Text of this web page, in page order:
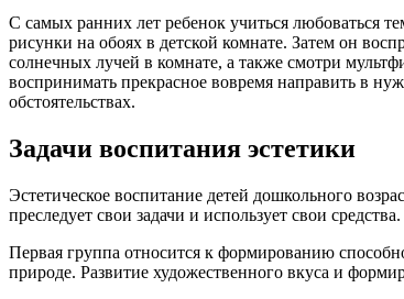
С самых ранних лет ребенок учиться любоваться
рисунки на обоях в детской комнате. Затем он
солнечных лучей в комнате, а также смотри
воспринимать прекрасное вовремя направить в
обстоятельствах.
Задачи воспитания эстетики
Эстетическое воспитание детей дошкольного
преследует свои задачи и использует свои средства.
Первая группа относится к формированию
природе. Развитие художественного вкуса и